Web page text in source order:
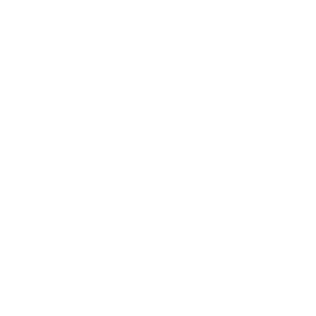
i analizować ruch w
podczas korzystania